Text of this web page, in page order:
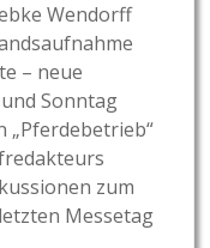
Wendorff
– neue
Sonntag
„Pferdebetrieb“
zum
Messetag